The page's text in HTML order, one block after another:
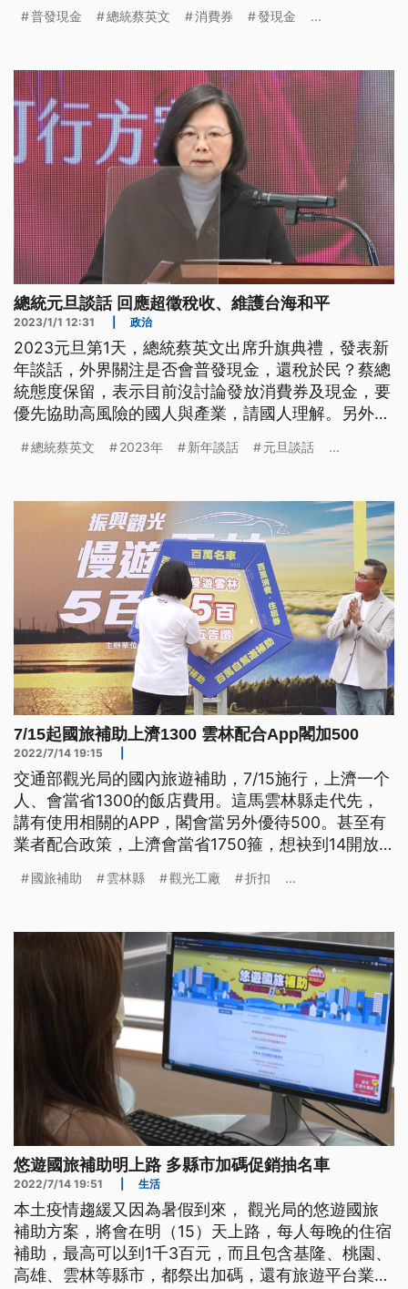
否普發現金意見分歧。
普發現金 總統蔡英文 消費券 發現金 ...
總統元旦談話 回應超徵稅收、維護台海和平
2023/1/1 12:31 政治
2023元旦第1天，總統蔡英文出席升旗典禮，發表新
年談話，外界關注是否會普發現金，還稅於民？蔡總
統態度保留，表示目前沒討論發放消費券及現金，要
優先協助高風險的國人與產業，請國人理解。另外蔡
軍事活動，無助兩岸關係及區域和平穩定；此外，中
總統蔡英文 2023年 新年談話 元旦談話 ...
7/15起國旅補助上濟1300 雲林配合App閣加500
2022/7/14 19:15
交通部觀光局的國內旅遊補助，7/15施行，上濟一个
人、會當省1300的飯店費用。這馬雲林縣走代先，
講有使用相關的APP，閣會當另外優待500。甚至有
業者配合政策，上濟會當省1750箍，想袂到14開放
國旅補助 雲林縣 觀光工廠 折扣 ...
悠遊國旅補助明上路 多縣市加碼促銷抽名車
2022/7/14 19:51 生活
本土疫情趨緩又因為暑假到來， 觀光局的悠遊國旅
補助方案，將會在明（15）天上路，每人每晚的住宿
補助，最高可以到1千3百元，而且包含基隆、桃園、
高雄、雲林等縣市，都祭出加碼，還有旅遊平台業